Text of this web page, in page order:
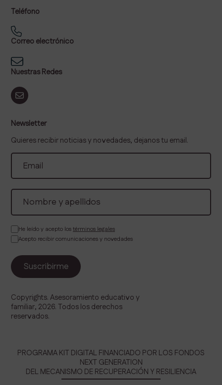
Teléfono
Correo electrónico
Nuestras Redes
Newsletter
Quieres recibir noticias y novedades, dejanos tu email.
He leído y acepto lostérminos legales
Acepto recibir comunicaciones y novedades
Copyrights. Asesoramiento educativo y
familiar, 2026. Todos los derechos
reservados.
PROGRAMA KIT DIGITAL FINANCIADO POR LOS FONDOS
NEXT GENERATION
DEL MECANISMO DE RECUPERACIÓN Y RESILIENCIA